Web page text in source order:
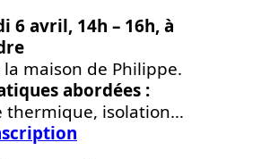
6 avril, 14h – 16h, à
la maison de Philippe.
abordées :
thermique, isolation…